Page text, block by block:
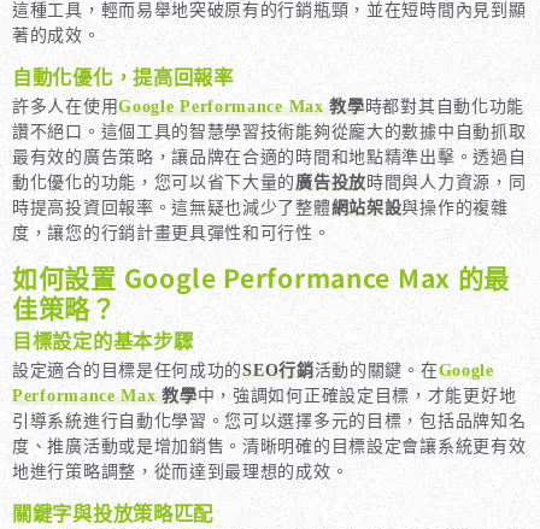
這種工具，輕而易舉地突破原有的行銷瓶頸，並在短時間內見到顯
著的成效。
自動化優化，提高回報率
許多人在使用Google Performance Max教學時都對其自動化功能
讚不絕口。這個工具的智慧學習技術能夠從龐大的數據中自動抓取
最有效的廣告策略，讓品牌在合適的時間和地點精準出擊。透過自
動化優化的功能，您可以省下大量的廣告投放時間與人力資源，同
時提高投資回報率。這無疑也減少了整體網站架設與操作的複雜
度，讓您的行銷計畫更具彈性和可行性。
如何設置 Google Performance Max 的最
佳策略？
目標設定的基本步驟
設定適合的目標是任何成功的SEO行銷活動的關鍵。在Google
Performance Max教學中，強調如何正確設定目標，才能更好地
引導系統進行自動化學習。您可以選擇多元的目標，包括品牌知名
度、推廣活動或是增加銷售。清晰明確的目標設定會讓系統更有效
地進行策略調整，從而達到最理想的成效。
關鍵字與投放策略匹配